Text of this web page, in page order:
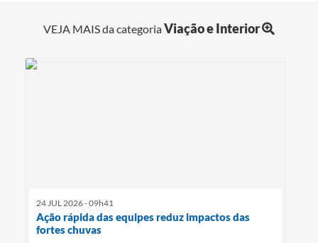
VEJA MAIS da categoriaViação e Interior
24 JUL 2026 - 09h41
Ação rápida das equipes reduz impactos das
fortes chuvas